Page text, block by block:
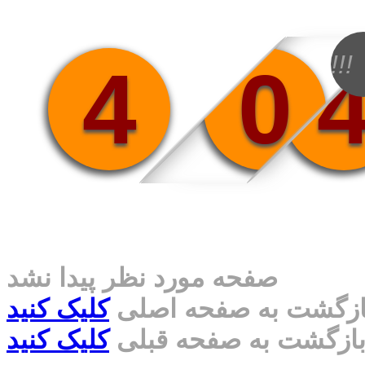
4 0 !!!
صفحه مورد نظر پیدا نشد
به صفحه اصلیکلیک کنید
بازگشت به صفحه قبلیکلیک کنید